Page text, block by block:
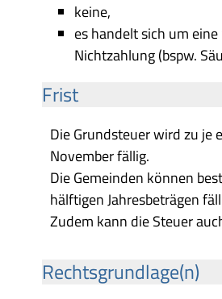
keine,
es handelt sich um
Nichtzahlung (bspw.
Frist
Die Grundsteuer wird zu je
November fällig.
Die Gemeinden können
hälftigen Jahresbeträgen
Zudem kann die Steuer
Rechtsgrundlage(n)